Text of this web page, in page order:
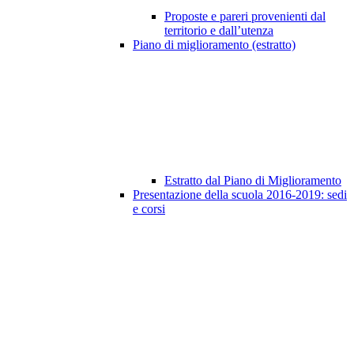
Proposte e pareri provenienti dal
territorio e dall’utenza
Piano di miglioramento (estratto)
Estratto dal Piano di Miglioramento
Presentazione della scuola 2016-2019: sedi
e corsi